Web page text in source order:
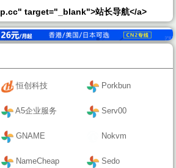
target="_blank">站长导航</a>
恒创科技 Porkbun
A5企业服务 Serv00
GNAME Nokvm
NameCheap Sedo